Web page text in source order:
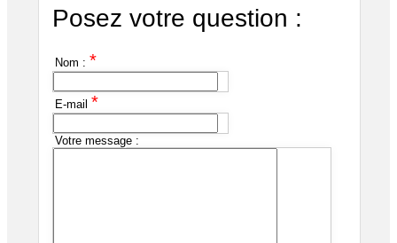
Posez votre question :
Nom : *
E-mail *
Votre message :